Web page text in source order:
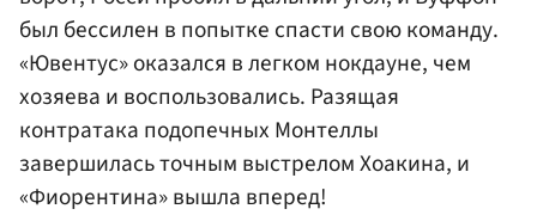
был бессилен в попытке спасти свою команду.
«Ювентус» оказался в легком нокдауне, чем
хозяева и воспользовались. Разящая
контратака подопечных Монтеллы
завершилась точным выстрелом Хоакина, и
«Фиорентина» вышла вперед!